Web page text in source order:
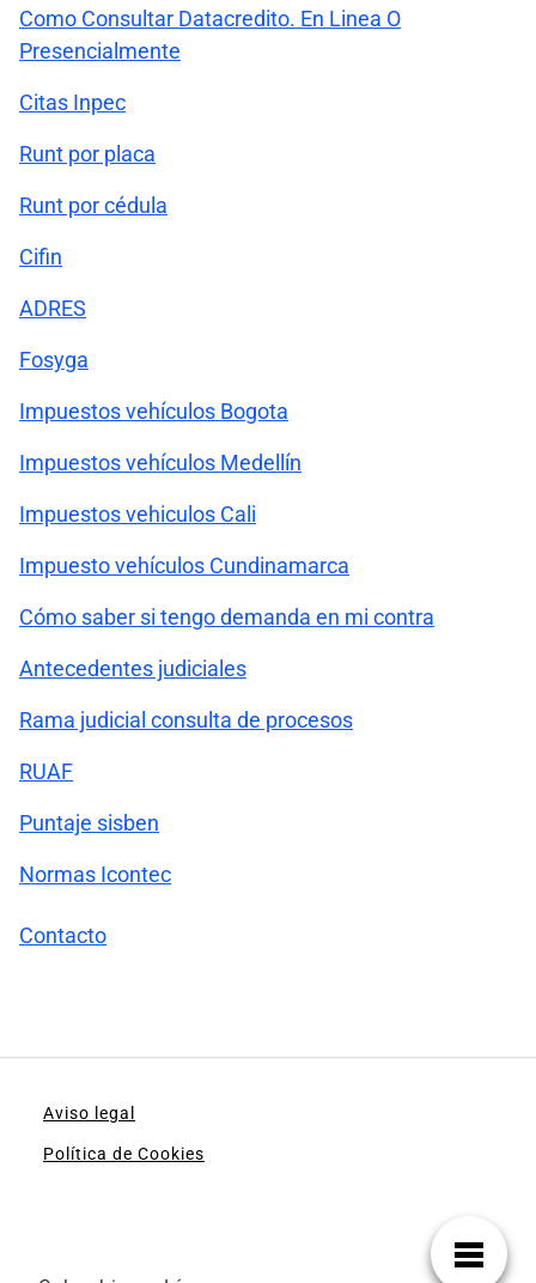
Como Consultar Datacredito. En Linea O
Presencialmente
Citas Inpec
Runt por placa
Runt por cédula
Cifin
ADRES
Fosyga
Impuestos vehículos Bogota
Impuestos vehículos Medellín
Impuestos vehiculos Cali
Impuesto vehículos Cundinamarca
Cómo saber si tengo demanda en mi contra
Antecedentes judiciales
Rama judicial consulta de procesos
RUAF
Puntaje sisben
Normas Icontec
Contacto
Aviso legal
Política de Cookies